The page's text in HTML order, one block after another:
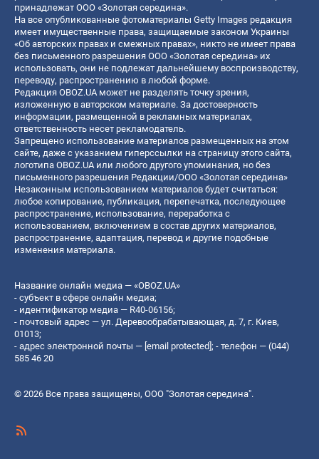
принадлежат ООО «Золотая середина».
На все опубликованные фотоматериалы Getty Images редакция
имеет имущественные права, защищаемые законом Украины
«Об авторских правах и смежных правах», никто не имеет права
без письменного разрешения ООО «Золотая середина» их
использовать, они не подлежат дальнейшему воспроизводству,
переводу, распространению в любой форме.
Редакция OBOZ.UA может не разделять точку зрения,
изложенную в авторском материале. За достоверность
информации, размещенной в рекламных материалах,
ответственность несет рекламодатель.
Запрещено использование материалов размещенных на этом
сайте, даже с указанием гиперссылки на страницу этого сайта,
логотипа OBOZ.UA или любого другого упоминания, но без
письменного разрешения Редакции/ООО «Золотая середина»
Незаконным использованием материалов будет считаться:
любое копирование, публикация, перепечатка, последующее
распространение, использование, переработка с
использованием, включением в состав других материалов,
распространение, адаптация, перевод и другие подобные
изменения материала.
Название онлайн медиа — «OBOZ.UA»
- субъект в сфере онлайн медиа;
- идентификатор медиа — R40-06156;
- почтовый адрес — ул. Деревообрабатывающая, д. 7, г. Киев,
01013;
- адрес электронной почты — [email protected]; - телефон — (044)
585 46 20
© 2026 Все права защищены, ООО "Золотая середина".